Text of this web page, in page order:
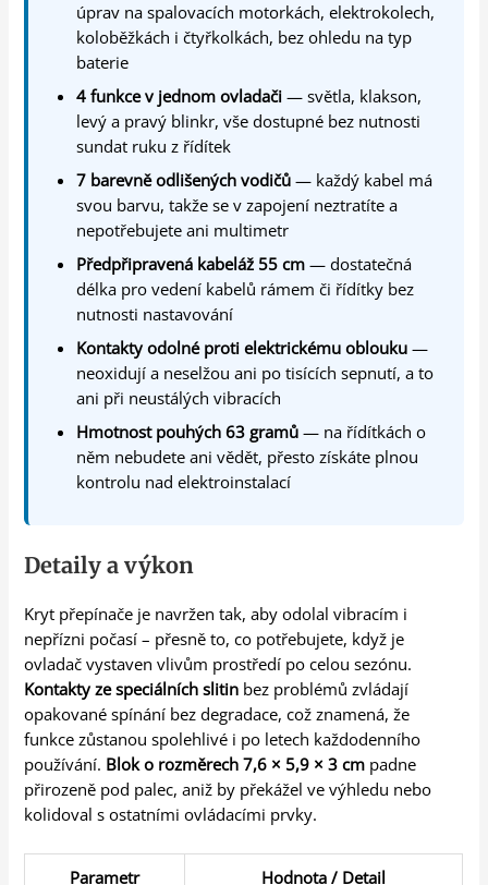
úprav na spalovacích motorkách, elektrokolech,
koloběžkách i čtyřkolkách, bez ohledu na typ
baterie
4 funkce v jednom ovladači — světla, klakson,
levý a pravý blinkr, vše dostupné bez nutnosti
sundat ruku z řídítek
7 barevně odlišených vodičů — každý kabel má
svou barvu, takže se v zapojení neztratíte a
nepotřebujete ani multimetr
Předpřipravená kabeláž 55 cm — dostatečná
délka pro vedení kabelů rámem či řídítky bez
nutnosti nastavování
Kontakty odolné proti elektrickému oblouku —
neoxidují a neselžou ani po tisících sepnutí, a to
ani při neustálých vibracích
Hmotnost pouhých 63 gramů — na řídítkách o
něm nebudete ani vědět, přesto získáte plnou
kontrolu nad elektroinstalací
Detaily a výkon
Kryt přepínače je navržen tak, aby odolal vibracím i
nepřízni počasí – přesně to, co potřebujete, když je
ovladač vystaven vlivům prostředí po celou sezónu.
Kontakty ze speciálních slitin bez problémů zvládají
opakované spínání bez degradace, což znamená, že
funkce zůstanou spolehlivé i po letech každodenního
používání. Blok o rozměrech 7,6 × 5,9 × 3 cm padne
přirozeně pod palec, aniž by překážel ve výhledu nebo
kolidoval s ostatními ovládacími prvky.
Parametr Hodnota / Detail